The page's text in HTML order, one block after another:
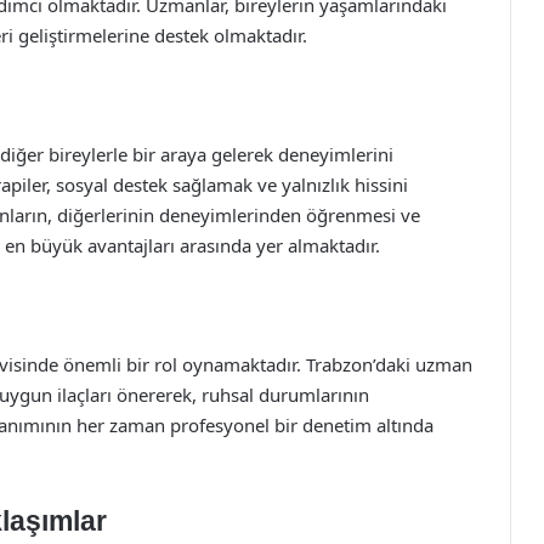
olmaktadır. Uzmanlar, bireylerin yaşamlarındaki
geliştirmelerine destek olmaktadır.
bireylerle bir araya gelerek deneyimlerini
sosyal destek sağlamak ve yalnızlık hissini
diğerlerinin deneyimlerinden öğrenmesi ve
büyük avantajları arasında yer almaktadır.
önemli bir rol oynamaktadır. Trabzon’daki uzman
ilaçları önererek, ruhsal durumlarının
her zaman profesyonel bir denetim altında